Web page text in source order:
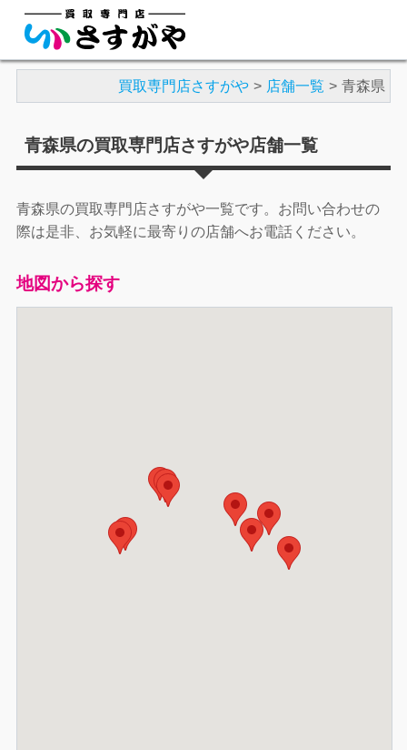
買取専門店さすがや 店舗一覧 青森県
青森県の買取専門店さすがや店舗一覧
青森県の買取専門店さすがや一覧です。お問い合わせの
際は是非、お気軽に最寄りの店舗へお電話ください。
地図から探す